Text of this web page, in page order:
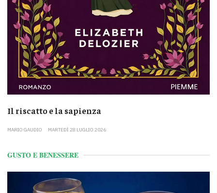
Il riscatto e la sapienza
MARIO GAUDIO MARTEDÌ 28 LUGLIO 2026
GUSTO E BENESSERE